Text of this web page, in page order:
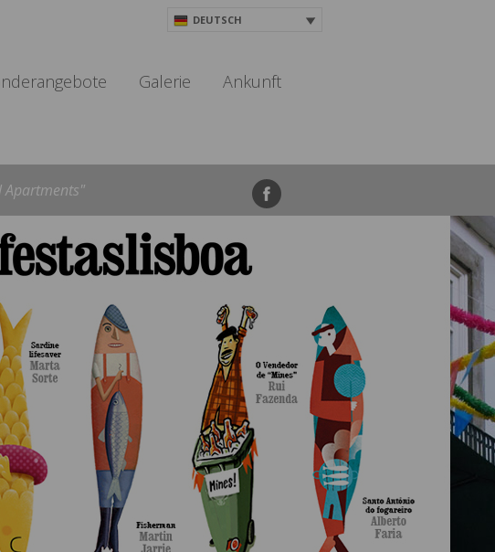
DEUTSCH
Galerie Ankunft
Apartments"